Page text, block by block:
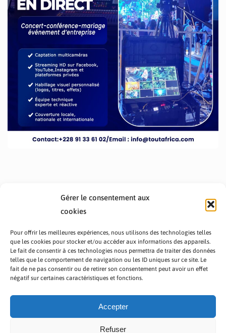
Gérer le consentement aux
cookies
Pour offrir les meilleures expériences, nous utilisons des technologies telles
que les cookies pour stocker et/ou accéder aux informations des appareils.
Le fait de consentir à ces technologies nous permettra de traiter des données
telles que le comportement de navigation ou les ID uniques sur ce site. Le
fait de ne pas consentir ou de retirer son consentement peut avoir un effet
négatif sur certaines caractéristiques et fonctions.
Accepter
Refuser
PRÉSENTATION TOUTAFRICA
A PROPOS